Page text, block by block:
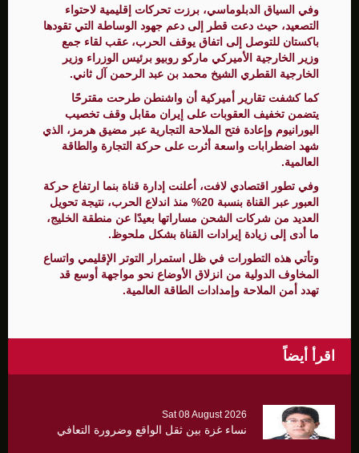
وفي السياق الدبلوماسي، برزت تحركات إقليمية لاحتواء
التصعيد، حيث دعت قطر إلى دعم جهود الوساطة التي تقودها
باكستان للتوصل إلى اتفاق يوقف الحرب، عقب لقاء جمع
وزير الخارجية الأميركي ماركو روبيو برئيس الوزراء وزير
الخارجية القطري الشيخ محمد بن عبد الرحمن آل ثاني.
كما كشفت تقارير أميركية أن واشنطن طرحت مقترحًا
يتضمن تخفيف العقوبات على إيران مقابل وقف تخصيب
اليورانيوم وإعادة فتح الملاحة التجارية عبر مضيق هرمز، الذي
شهد اضطرابات واسعة أثرت على حركة التجارة والطاقة
العالمية.
وفي تطور اقتصادي لافت، أعلنت إدارة قناة بنما ارتفاع حركة
العبور عبر القناة بنسبة 20% منذ اندلاع الحرب، نتيجة تحويل
العديد من شركات الشحن مساراتها بعيدًا عن منطقة الخليج،
ما أدى إلى زيادة إيرادات القناة بشكل ملحوظ.
وتأتي هذه التطورات في ظل استمرار التوتر الإقليمي واتساع
المخاوف الدولية من انزلاق الأوضاع نحو مواجهة أوسع قد
تهدد أمن الملاحة وإمدادات الطاقة العالمية.
اقرأ أيضاً
Sat 08 August 2026
نساء غزة بين ثقل الواقع وضرورة التعافي